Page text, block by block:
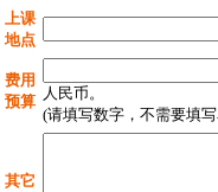
上课
地点
费用
预算 人民币。
(请填写数字，不需要填
其它